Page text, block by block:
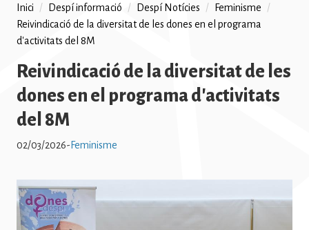
Fil
d'ariadna
Inici / Despí informació / Despí Notícies / Feminisme
/
Reivindicació de la diversitat de les dones en el programa
d'activitats del 8M
Reivindicació de la diversitat de les
dones en el programa d'activitats
del 8M
02/03/2026- Feminisme
Imatge